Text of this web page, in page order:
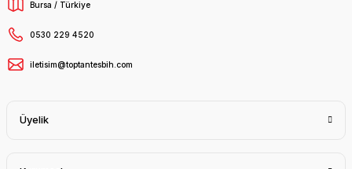
Bursa / Türkiye
0530 229 4520
iletisim@toptantesbih.com
Üyelik